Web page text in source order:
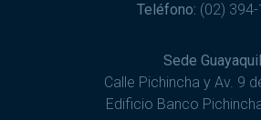
Teléfono: (02)
Sede
Calle Pichincha y Av. 9
Edificio Banco